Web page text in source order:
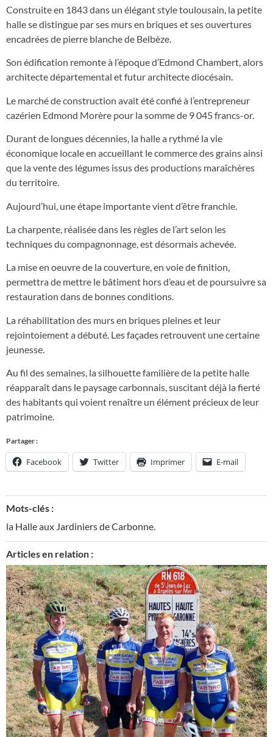
Construite en 1843 dans un élégant style toulousain, la petite
halle se distingue par ses murs en briques et ses ouvertures
encadrées de pierre blanche de Belbèze.
Son édification remonte à l’époque d’Edmond Chambert, alors
architecte départemental et futur architecte diocésain.
Le marché de construction avait été confié à l’entrepreneur
cazérien Edmond Morère pour la somme de 9 045 francs-or.
Durant de longues décennies, la halle a rythmé la vie
économique locale en accueillant le commerce des grains ainsi
que la vente des légumes issus des productions maraîchères
du territoire.
Aujourd’hui, une étape importante vient d’être franchie.
La charpente, réalisée dans les règles de l’art selon les
techniques du compagnonnage, est désormais achevée.
La mise en oeuvre de la couverture, en voie de finition,
permettra de mettre le bâtiment hors d’eau et de poursuivre sa
restauration dans de bonnes conditions.
La réhabilitation des murs en briques pleines et leur
rejointoiement a débuté. Les façades retrouvent une certaine
jeunesse.
Au fil des semaines, la silhouette familière de la petite halle
réapparaît dans le paysage carbonnais, suscitant déjà la fierté
des habitants qui voient renaître un élément précieux de leur
patrimoine.
Partager :
Facebook Twitter Imprimer E-mail
Mots-clés :
la Halle aux Jardiniers de Carbonne.
Articles en relation :